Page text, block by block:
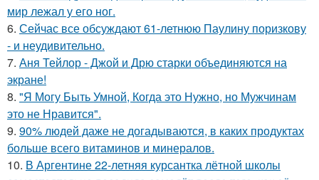
мир лежал у его ног.
6. Сейчас все обсуждают 61-летнюю Паулину поризкову
- и неудивительно.
7. Аня Тейлор - Джой и Дрю старки объединяются на
экране!
8. "Я Могу Быть Умной, Когда это Нужно, но Мужчинам
это не Нравится".
9. 90% людей даже не догадываются, в каких продуктах
больше всего витаминов и минералов.
10. В Аргентине 22-летняя курсантка лётной школы